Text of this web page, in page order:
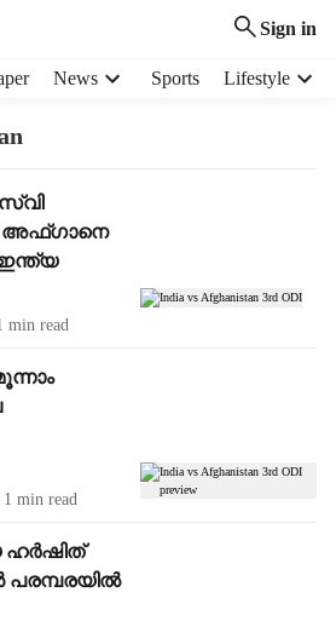
Sign in
News Sports Lifestyle
അഫ്ഗാനെ
min read
1 min read
ഹർഷിത്